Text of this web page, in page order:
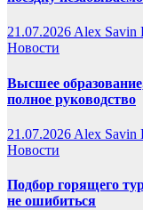
21.07.2026 Alex Savin
Новости
Высшее
полное руководство
21.07.2026 Alex Savin
Новости
Подбор горящего
не ошибиться